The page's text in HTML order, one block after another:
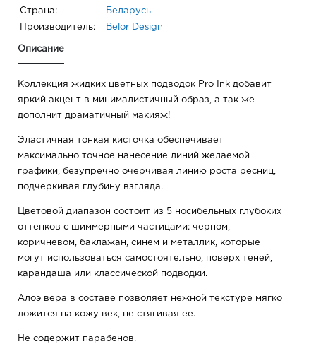
Страна: Беларусь
Производитель: Belor Design
Описание
Коллекция жидких цветных подводок Pro Ink добавит
яркий акцент в минималистичный образ, а так же
дополнит драматичный макияж!
Эластичная тонкая кисточка обеспечивает
максимально точное нанесение линий желаемой
графики, безупречно очерчивая линию роста ресниц,
подчеркивая глубину взгляда.
Цветовой диапазон состоит из 5 носибельных глубоких
оттенков с шиммерными частицами: черном,
коричневом, баклажан, синем и металлик, которые
могут использоваться самостоятельно, поверх теней,
карандаша или классической подводки.
Алоэ вера в составе позволяет нежной текстуре мягко
ложится на кожу век, не стягивая ее.
Не содержит парабенов.